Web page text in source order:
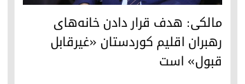
نوری مالکی، رئیس ائتلاف «دولت قانون»
مالکی: هدف قرار دادن خانه‌های
رهبران اقلیم کوردستان «غیرقابل
قبول» است